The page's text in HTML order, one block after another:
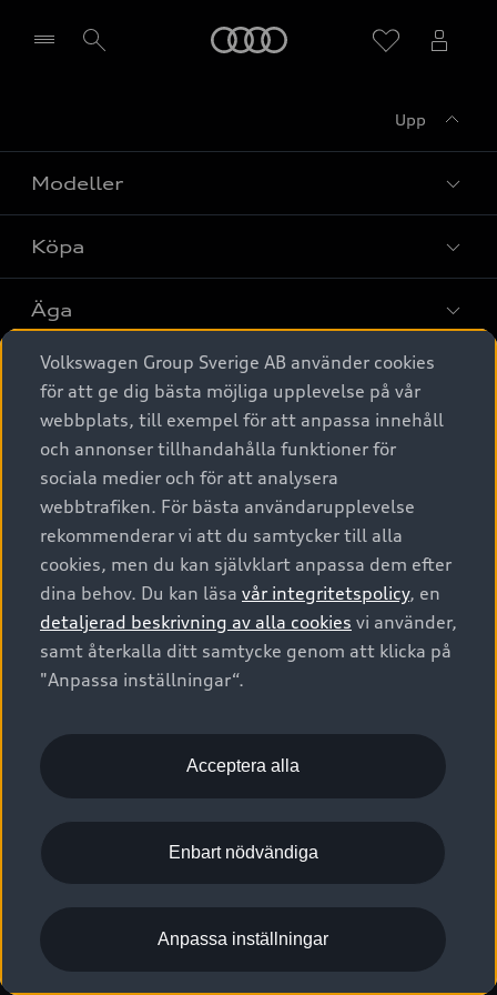
Upp
Modeller
Alla modeller
Elbilar
A6 modellerna
SUV
Avant
Audi Sport
Köpa
Privaterbjudanden
Privatleasing
Nya bilar i lager
Begagnade bilar i lager
Audi approved :plus - så gott som nya
Finansiering
Audi exclusive
Provkörning
Äga
Service & tillbehör
Audi digital services
Originaltillbehör - köp online
Garantier
Försäkring
Digitala manualer för din Audi
Audi Collection – livsstilsartiklar
Vanliga frågor
2G/3G nätet stängs ned - Hur påverkas min bil av detta?
Tjänstebil
Tjänstebil
Business lease online
Företagsleasing
Om Audi Sverige
Kontakta oss
Audi Återförsäljare/-serviceverkstad
myAudi
Pressmeddelanden
Nyhetsbrev
Vårt hållbarhetsarbete
Lediga tjänster huvudkontor
Lediga tjänster hos Audi Återförsäljare
Kommentar till mediauppgifter om dataläcka
© 2026 AUDI SVERIGE. All Rights Reserved.
Utgivare Juridiskt
Juridiskt Audi AG
Juridiskt Audi Digital Giveaway
Anpassa inställningar för cookies
Visselblåsarkanaler
Volkswagen Group Sverige AB använder cookies
för att ge dig bästa möjliga upplevelse på vår
webbplats, till exempel för att anpassa innehåll
och annonser tillhandahålla funktioner för
sociala medier och för att analysera
webbtrafiken. För bästa användarupplevelse
rekommenderar vi att du samtycker till alla
cookies, men du kan självklart anpassa dem efter
dina behov. Du kan läsa vår integritetspolicy, en
detaljerad beskrivning av alla cookies vi använder,
samt återkalla ditt samtycke genom att klicka på
"Anpassa inställningar“.
Acceptera alla
Enbart nödvändiga
Anpassa inställningar